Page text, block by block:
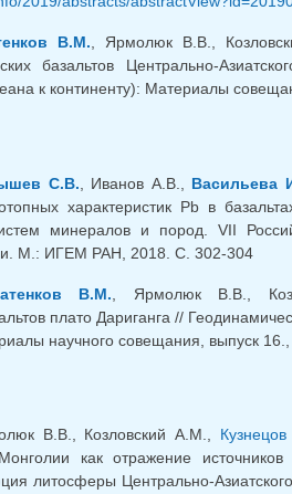
В.М. , Ярмолюк В.В.,
базальтов Центрально-
к континенту): Материалы
С.В. , Иванов А.В., Васильева
характеристик Pb в
минералов и пород. VII
М.: ИГЕМ РАН, 2018. С. 302-304
В.М. , Ярмолюк В.В.,
плато Дариганга //
научного совещания, выпуск
В.В., Козловский А.М.,
как отражение
литосферы Центрально-